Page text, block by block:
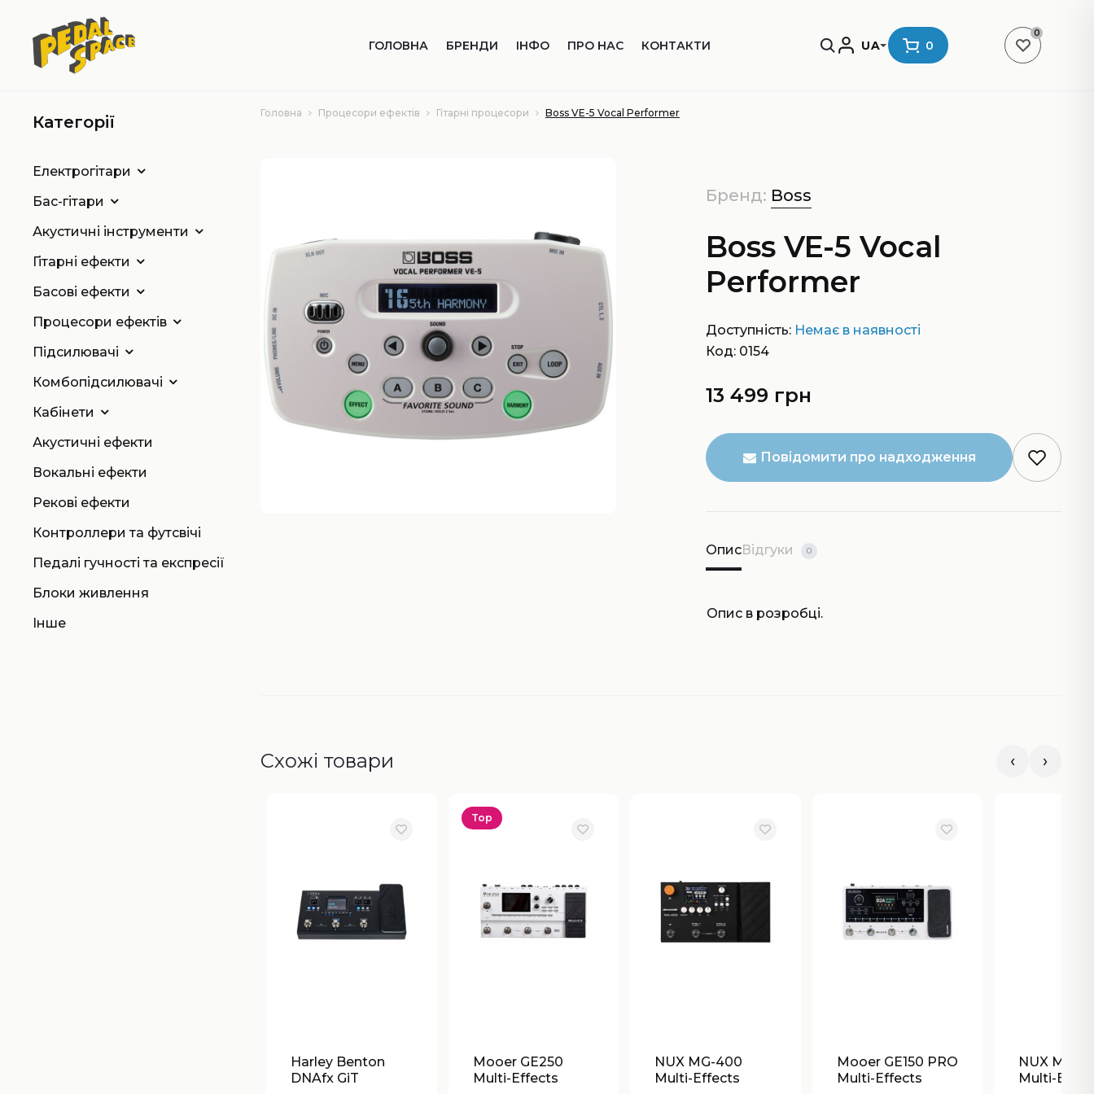
ГОЛОВНА БРЕНДИ ІНФО ПРО НАС КОНТАКТИ UA 0
0
Головна Процесори ефектів Гітарні процесори Boss VE-5 Vocal Performer
Бренд: Boss
Boss VE-5 Vocal
Performer
Доступність: Немає в наявності
Код: 0154
13 499 грн
Повідомити про надходження
ОписВідгуки 0
Опис в розробці.
Схожі товари ‹ ›
Harley Benton
DNAfx GiT
Top
Mooer GE250
Multi-Effects
NUX MG-400
Multi-Effects
Mooer GE150 PRO
Multi-Effects
NUX MG-
Multi-
Категорії
Електрогітари
Бас-гітари
Акустичні інструменти
Гітарні ефекти
Басові ефекти
Процесори ефектів
Підсилювачі
Комбопідсилювачі
Кабінети
Акустичні ефекти
Вокальні ефекти
Рекові ефекти
Контроллери та футсвічі
Педалі гучності та експресії
Блоки живлення
Інше